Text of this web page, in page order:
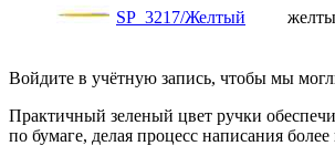
SP_3217/Желтый
Войдите в учётную запись, чтобы мы
Практичный зеленый цвет ручки
по бумаге, делая процесс написания